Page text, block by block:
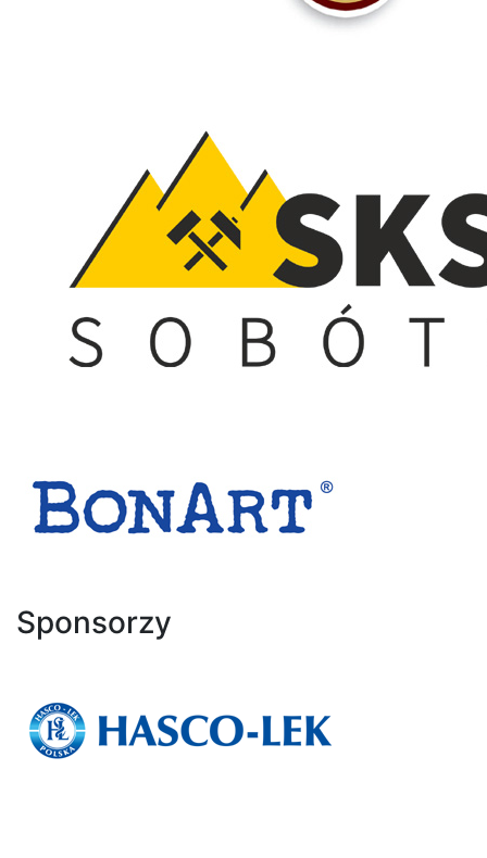
Sponsorzy